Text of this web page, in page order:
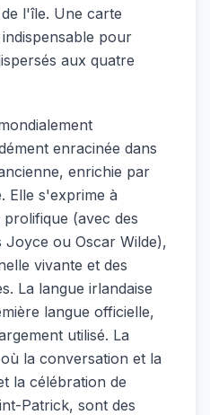
l'île. Une carte
pour
aux quatre
enracinée dans
enrichie par
Elle s'exprime à
(avec des
ou Oscar Wilde),
vivante et des
La langue irlandaise
langue officielle,
utilisé. La
la conversation et la
la célébration de
Patrick, sont des